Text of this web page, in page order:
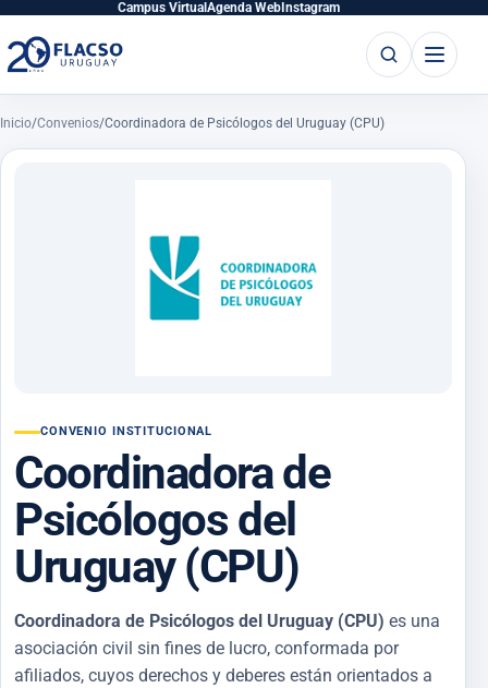
contenido
principal
contenido
Campus VirtualAgenda WebInstagram
BuscarAbrir
menú
Inicio/Convenios/Coordinadora de Psicólogos del Uruguay (CPU)
CONVENIO INSTITUCIONAL
Coordinadora de
Psicólogos del
Uruguay (CPU)
Coordinadora de Psicólogos del Uruguay (CPU) es una
asociación civil sin fines de lucro, conformada por
afiliados, cuyos derechos y deberes están orientados a